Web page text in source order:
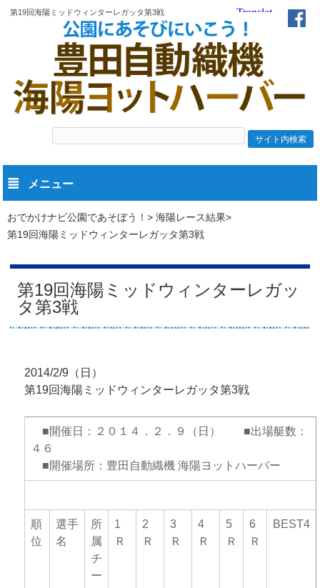
第19回海陽ミッドウィンターレガッタ第3戦
メニュー
おでかけナビ公園であそぼう！
海陽レース結果
第19回海陽ミッドウィンターレガッタ第3戦
第19回海陽ミッドウィンターレガッ
タ第3戦
2014/2/9（日）
第19回海陽ミッドウィンターレガッタ第3戦
■開催日：２０１４．２．９（日） ■出場艇数：
４６
■開催場所：豊田自動織機 海陽ヨットハーバー
順
位
選手
名
所
属
チ
ー
1
Ｒ
2
Ｒ
3
Ｒ
4
Ｒ
5
Ｒ
6
Ｒ
BEST4